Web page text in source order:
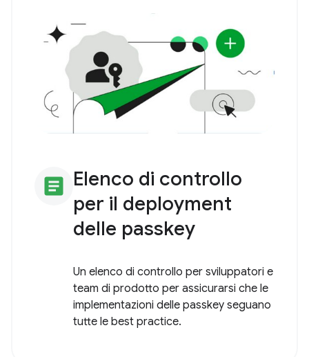
article Elenco di controllo
per il deployment
delle passkey
Un elenco di controllo per sviluppatori e
team di prodotto per assicurarsi che le
implementazioni delle passkey seguano
tutte le best practice.